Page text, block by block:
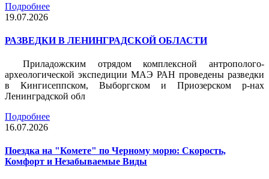
Подробнее
19.07.2026
РАЗВЕДКИ В ЛЕНИНГРАДСКОЙ ОБЛАСТИ
Приладожским отрядом комплексной антрополого-
археологической экспедиции МАЭ РАН проведены разведки
в Кингисеппском, Выборгском и Приозерском р-нах
Ленинградской обл
Подробнее
16.07.2026
Поездка на "Комете" по Черному морю: Скорость,
Комфорт и Незабываемые Виды